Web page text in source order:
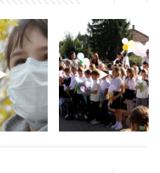
rock koncert
Duna-
2026 AUG 05